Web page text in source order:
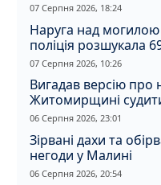
07 Серпня 2026, 18:24
Наруга над могилою
поліція розшукала
07 Серпня 2026, 10:26
Вигадав версію
Житомирщині
вбивство
06 Серпня 2026, 23:01
Зірвані дахи та
негоди у Малині
06 Серпня 2026, 20:54